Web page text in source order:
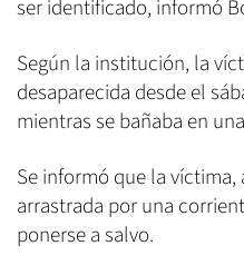
ser identificado, informó
Según la institución, la
desaparecida desde el
mientras se bañaba en
Se informó que la
arrastrada por una
ponerse a salvo.